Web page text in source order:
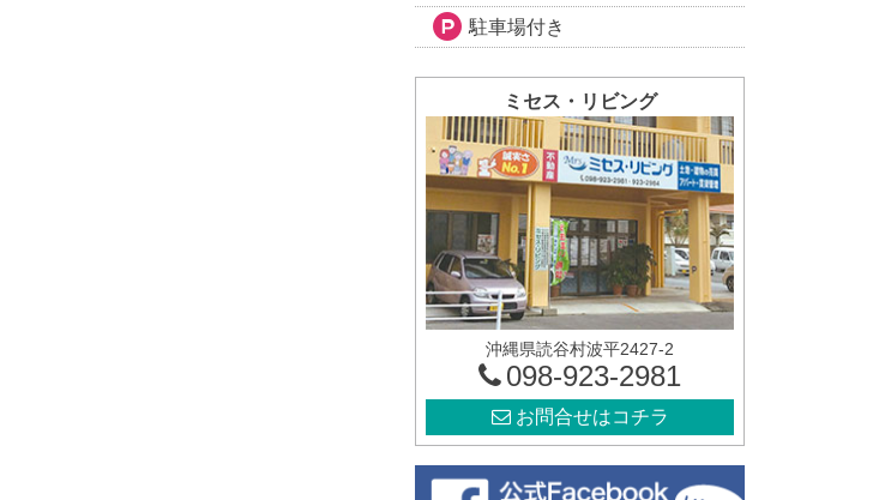
駐車場付き
ミセス・リビング
沖縄県読谷村波平2427-2
098-923-2981
お問合せはコチラ